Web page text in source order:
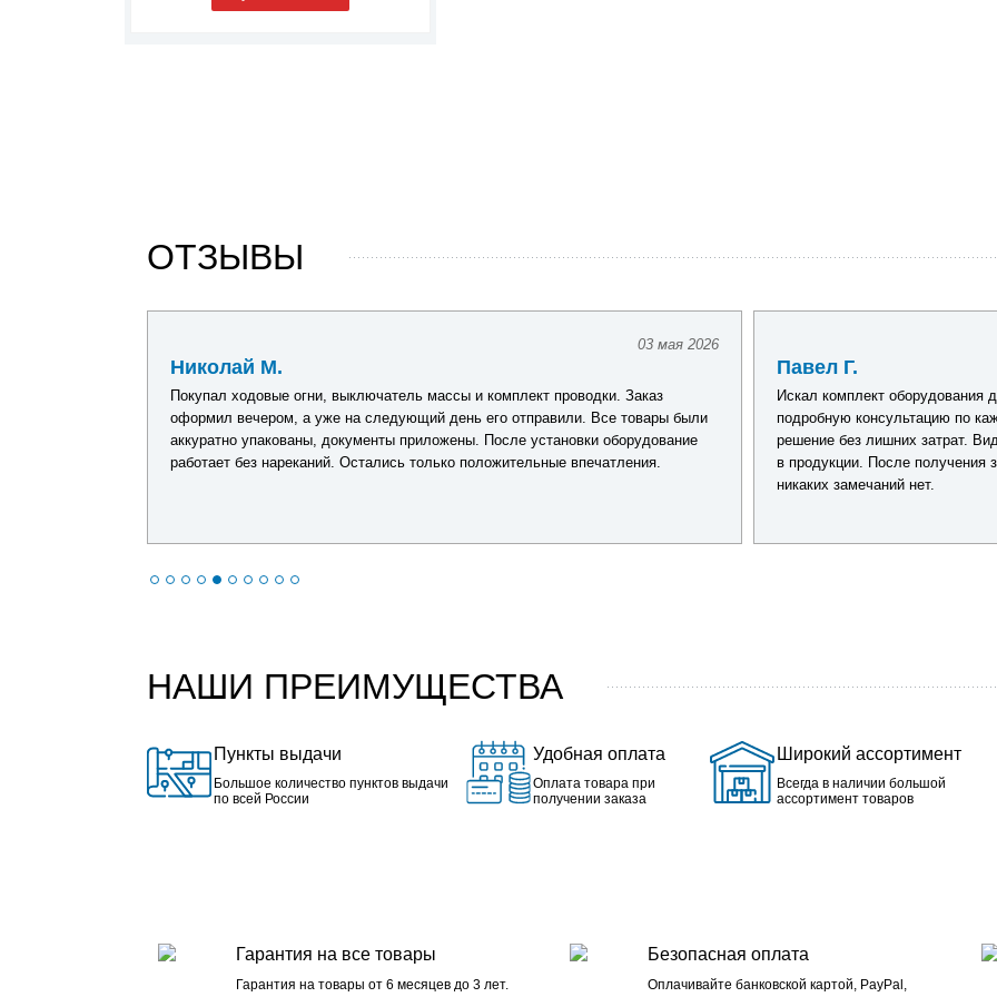
ОТЗЫВЫ
24 апреля 2026
Павел Г.
Искал комплект оборудования для обновления лодочной электрики. Получил
подробную консультацию по каждому товару, помогли подобрать оптимальное
решение без лишних затрат. Видно, что сотрудники действительно разбираются
в продукции. После получения заказа все проверил - качество отличное,
Константин Ф.
Делаю покупки в Фарватере
и то, что практически всегда
заказывал снасти и
быстро, доставка не подвела,
НАШИ ПРЕИМУЩЕСТВА
Пункты выдачи
Большое количество пунктов выдачи
по всей России
Удобная оплата
Оплата товара при
получении заказа
Широкий ассортимент
Всегда в наличии большой
ассортимент товаров
Гарантия на все товары
Гарантия на товары от 6 месяцев до 3 лет.
Безопасная оплата
Оплачивайте банковской картой, PayPal,